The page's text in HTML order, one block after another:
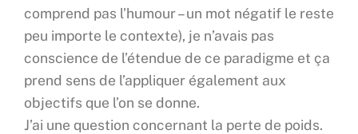
comprend pas l’humour – un mot négatif le reste
peu importe le contexte), je n’avais pas
conscience de l’étendue de ce paradigme et ça
prend sens de l’appliquer également aux
objectifs que l’on se donne.
J’ai une question concernant la perte de poids.